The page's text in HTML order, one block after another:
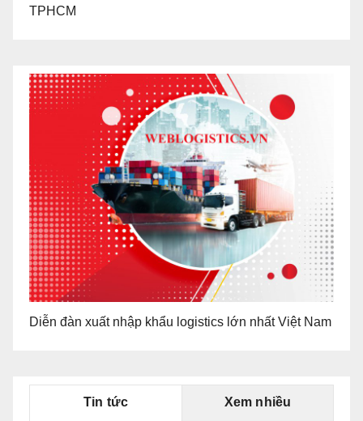
TPHCM
Diễn đàn xuất nhập khẩu logistics lớn nhất Việt Nam
Tin tức Xem nhiều